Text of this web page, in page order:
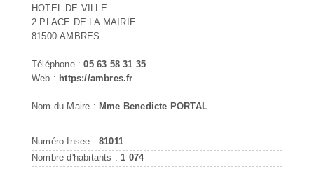
HOTEL DE VILLE
2 PLACE DE LA MAIRIE
81500 AMBRES
Téléphone :05 63 58 31 35
Web : https://ambres.fr
Nom du Maire : Mme Benedicte PORTAL
Numéro Insee : 81011
Nombre d'habitants : 1 074